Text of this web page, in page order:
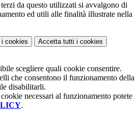
da questo utilizzati si avvalgono di
ed utili alle finalità illustrate nella
i cookies Accetta tutti i cookies
scegliere quali cookie consentire.
che consentono il funzionamento della
disabilitarli.
necessari al funzionamento potete
.